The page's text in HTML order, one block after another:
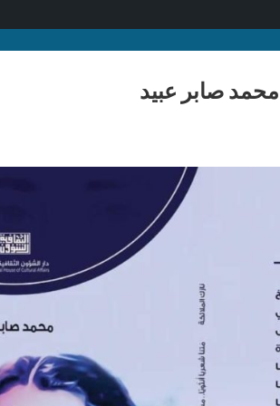
محمد صابر عبيد